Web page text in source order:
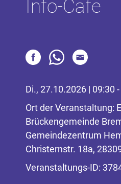
Info-Cafe
Di., 27.10.2026 | 09:30
Ort der Veranstaltung:
Brückengemeinde
Gemeindezentrum
Christernstr. 18a,
Veranstaltungs-ID: